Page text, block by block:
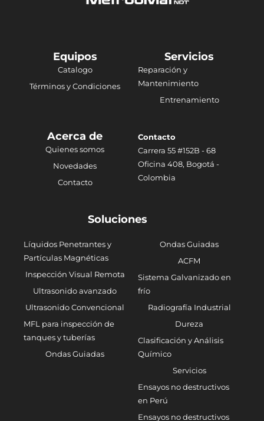
Equipos
Catalogo
Términos y Condiciones
Servicios
Reparación y
Mantenimiento
Entrenamiento
Acerca de
Quienes somos
Novedades
Contacto
Contacto
Carrera 55 #152B - 68
Oficina 408, Bogotá -
Colombia
Soluciones
Líquidos Penetrantes y
Partículas Magnéticas
Inspección Visual Remota
Ultrasonido avanzado
Ultrasonido Convencional
MFL para inspección de
tanques y tuberías
Ondas Guiadas
Ondas Guiadas
ACFM
Sistema Galvanizado en
frío
Radiografía Industrial
Dureza
Clasificación y Análisis
Químico
Servicios
Ensayos no destructivos
en Perú
Ensayos no destructivos